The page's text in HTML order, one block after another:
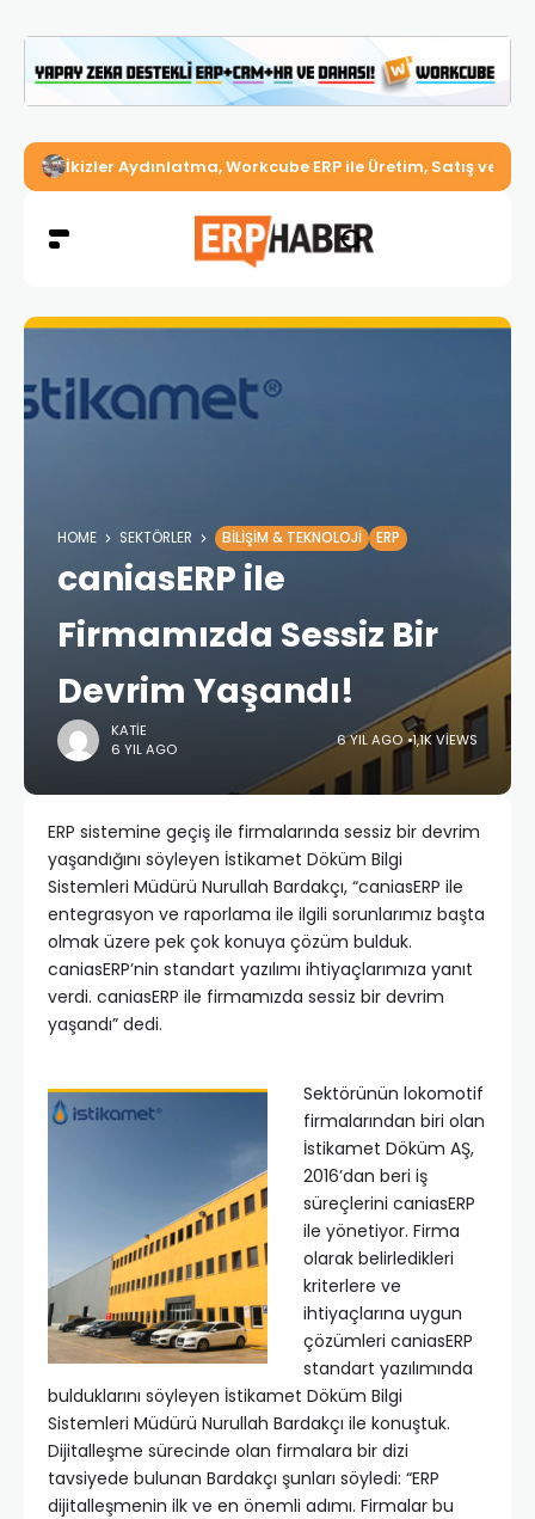
İkizler Aydınlatma, Workcube ERP ile Üretim, Satış ve
HOME SEKTÖRLER BILIŞIM & TEKNOLOJI ERP
caniasERP ile
Firmamızda Sessiz Bir
Devrim Yaşandı!
KATIE
6 YIL AGO
6 YIL AGO 1,1K VIEWS
ERP sistemine geçiş ile firmalarında sessiz bir devrim
yaşandığını söyleyen İstikamet Döküm Bilgi
Sistemleri Müdürü Nurullah Bardakçı, “caniasERP ile
entegrasyon ve raporlama ile ilgili sorunlarımız başta
olmak üzere pek çok konuya çözüm bulduk.
caniasERP’nin standart yazılımı ihtiyaçlarımıza yanıt
verdi. caniasERP ile firmamızda sessiz bir devrim
yaşandı” dedi.
Sektörünün lokomotif
firmalarından biri olan
İstikamet Döküm AŞ,
2016’dan beri iş
süreçlerini caniasERP
ile yönetiyor. Firma
olarak belirledikleri
kriterlere ve
ihtiyaçlarına uygun
çözümleri caniasERP
standart yazılımında
bulduklarını söyleyen İstikamet Döküm Bilgi
Sistemleri Müdürü Nurullah Bardakçı ile konuştuk.
Dijitalleşme sürecinde olan firmalara bir dizi
tavsiyede bulunan Bardakçı şunları söyledi: “ERP
dijitalleşmenin ilk ve en önemli adımı. Firmalar bu